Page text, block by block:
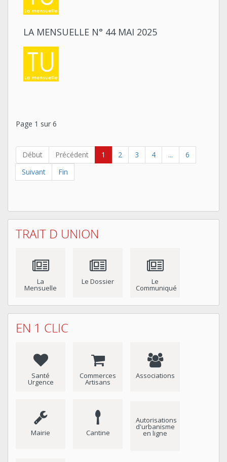
LA MENSUELLE N° 44 MAI 2025
Page 1 sur 6
Début Précédent 1 2 3 4 ...
6
Suivant
Fin
TRAIT D UNION
La
Mensuelle
Le Dossier Le
Communiqué
EN 1 CLIC
Santé
Urgence
Commerces
Artisans
Associations
Mairie Cantine
Autorisations
d'urbanisme
en ligne